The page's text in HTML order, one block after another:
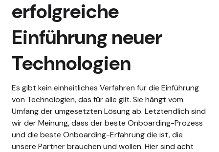
erfolgreiche
Einführung neuer
Technologien
Es gibt kein einheitliches Verfahren für die Einführung
von Technologien, das für alle gilt. Sie hängt vom
Umfang der umgesetzten Lösung ab. Letztendlich sind
wir der Meinung, dass der beste Onboarding-Prozess
und die beste Onboarding-Erfahrung die ist, die
unsere Partner brauchen und wollen. Hier sind acht